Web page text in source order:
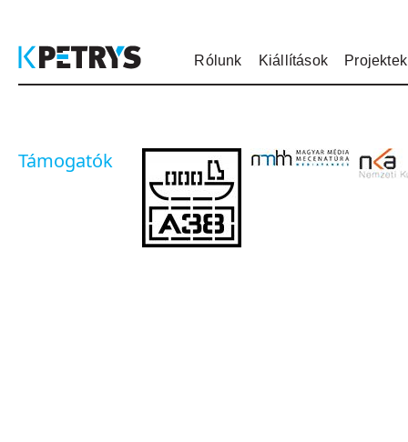
Rólunk Kiállítások Projektek
Támogatók